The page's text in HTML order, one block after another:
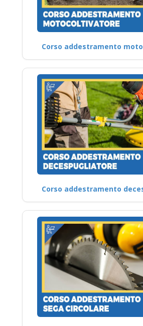
Corso addestramento
Corso addestramento